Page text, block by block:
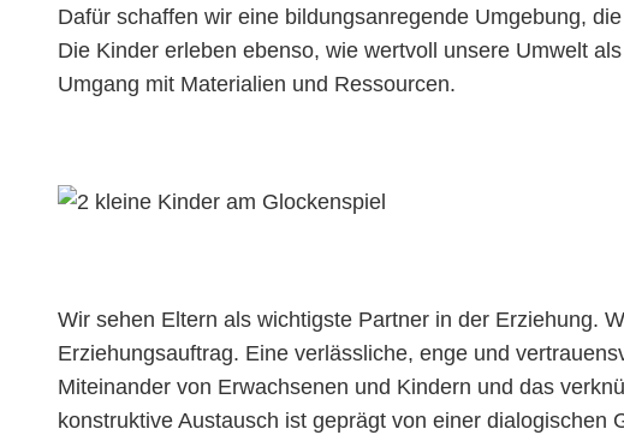
Dafür schaffen wir eine bildungsanregende Umgebung,
Die Kinder erleben ebenso, wie wertvoll unsere Umwelt
Umgang mit Materialien und Ressourcen.
Wir sehen Eltern als wichtigste Partner in der Erziehung.
Erziehungsauftrag. Eine verlässliche, enge und
Miteinander von Erwachsenen und Kindern und das
konstruktive Austausch ist geprägt von einer